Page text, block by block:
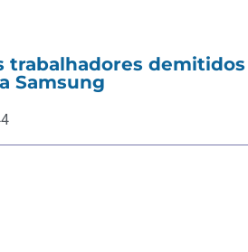
trabalhadores demitidos
Samsung